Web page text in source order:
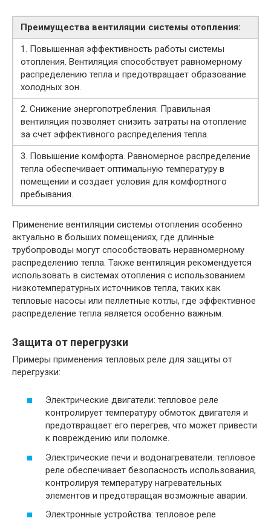
Преимущества вентиляции системы отопления:
1. Повышенная эффективность работы системы
отопления. Вентиляция способствует равномерному
распределению тепла и предотвращает образование
холодных зон.
2. Снижение энергопотребления. Правильная
вентиляция позволяет снизить затраты на отопление
за счет эффективного распределения тепла.
3. Повышение комфорта. Равномерное распределение
тепла обеспечивает оптимальную температуру в
помещении и создает условия для комфортного
пребывания.
Применение вентиляции системы отопления особенно
актуально в больших помещениях, где длинные
трубопроводы могут способствовать неравномерному
распределению тепла. Также вентиляция рекомендуется
использовать в системах отопления с использованием
низкотемпературных источников тепла, таких как
тепловые насосы или пеллетные котлы, где эффективное
распределение тепла является особенно важным.
Защита от перегрузки
Примеры применения тепловых реле для защиты от
перегрузки:
Электрические двигатели: тепловое реле
контролирует температуру обмоток двигателя и
предотвращает его перегрев, что может привести
к повреждению или поломке.
Электрические печи и водонагреватели: тепловое
реле обеспечивает безопасность использования,
контролируя температуру нагревательных
элементов и предотвращая возможные аварии.
Электронные устройства: тепловое реле